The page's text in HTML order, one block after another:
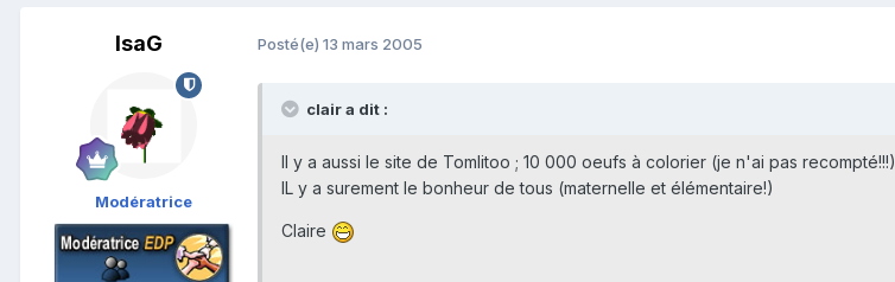
IsaG
Modératrice
Posté(e) 13 mars 2005
clair a dit :
Il y a aussi le site de Tomlitoo ; 10 000 oeufs à colorier (je n'ai pas recompté!!!)
IL y a surement le bonheur de tous (maternelle et élémentaire!)
Claire